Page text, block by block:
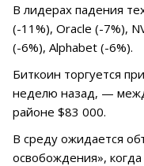
В лидерах падения
(-11%), Oracle (-7%),
(-6%), Alphabet (-6%).
Биткоин торгуется
неделю назад, —
районе $83 000.
В среду ожидается
освобождения»,